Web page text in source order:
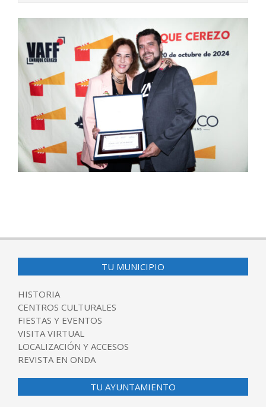
TU MUNICIPIO
HISTORIA
CENTROS CULTURALES
FIESTAS Y EVENTOS
VISITA VIRTUAL
LOCALIZACIÓN Y ACCESOS
REVISTA EN ONDA
TU AYUNTAMIENTO